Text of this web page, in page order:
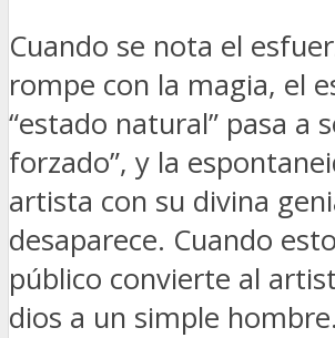
Cuando se nota el
rompe con la magia, el
“estado natural” pasa a
forzado”, y la
artista con su divina
desaparece. Cuando
público convierte al
dios a un simple hombre.